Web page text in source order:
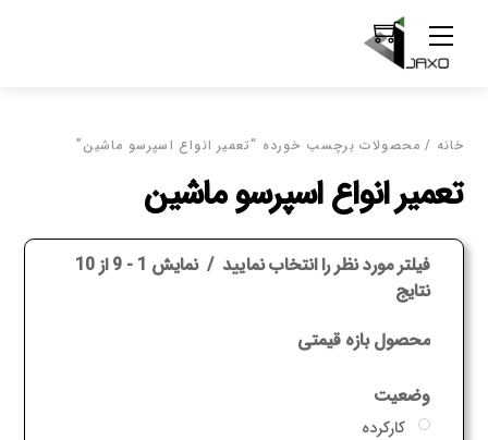
content
Menu
خانه / محصولات برچسب خورده “تعمیر انواع اسپرسو ماشین”
تعمیر انواع اسپرسو ماشین
فیلتر مورد نظر را انتخاب نمایید
نمایش 1 - 9 از 10
نتایج
محصول بازه قیمتی
وضعیت
کارکرده